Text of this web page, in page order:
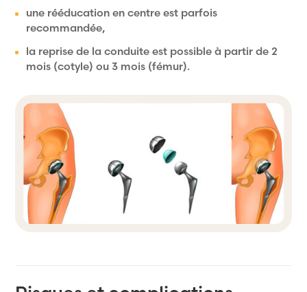
une rééducation en centre est parfois
recommandée,
la reprise de la conduite est possible à partir de 2
mois (cotyle) ou 3 mois (fémur).